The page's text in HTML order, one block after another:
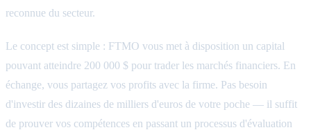
reconnue du secteur.
Le concept est simple : FTMO vous met à disposition un capital
pouvant atteindre 200 000 $ pour trader les marchés financiers. En
échange, vous partagez vos profits avec la firme. Pas besoin
d'investir des dizaines de milliers d'euros de votre poche — il suffit
de prouver vos compétences en passant un processus d'évaluation